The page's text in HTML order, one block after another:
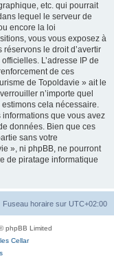
etc. qui pourrait
lequel le serveur de
encore la loi
vous vous exposez à
le droit d’avertir
L’adresse IP de
de ces
de Topoldavie » ait le
n’importe quel
cela nécessaire.
informations que vous avez
données. Bien que ces
sans votre
», ni phpBB, ne pourront
de piratage informatique
Fuseau horaire sur UTC+02:00
phpBB Limited
Cellar